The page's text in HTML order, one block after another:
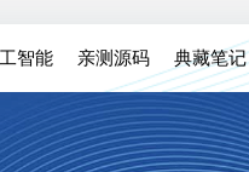
智能 亲测源码 典藏笔记